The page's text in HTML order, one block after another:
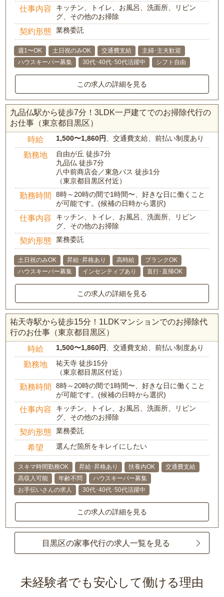
仕事内容
キッチン、トイレ、お風呂、洗面所、リビン
グ、その他のお掃除
契約形態 業務委託
週1〜OK 土日祝のみOK 交通費支給
主婦･主夫歓迎
ハウスキーパー募集
30代･40代･50代活躍中 シフト自由
この求人の詳細を見る
九品仏駅から徒歩7分！3LDK一戸建てでのお掃除代行の
お仕事（東京都目黒区）
時給 1,500〜1,860円 、交通費支給、前払い制度あり
勤務地
自由が丘 徒歩7分
九品仏 徒歩7分
八中前商店会／東急バス 徒歩1分
（東京都目黒区付近）
勤務時間
8時～20時の間で1時間〜、好きな日に働くこと
が可能です。(候補の日時から選択)
仕事内容
キッチン、トイレ、お風呂、洗面所、リビン
グ、その他のお掃除
契約形態 業務委託
土日祝のみOK 昇給･昇格あり 高時給
ブランクOK
ハウスキーパー募集
インセンティブあり 直行･直帰OK
この求人の詳細を見る
祐天寺駅から徒歩15分！1LDKマンションでのお掃除代
行のお仕事（東京都目黒区）
時給 1,500〜1,860円 、交通費支給、前払い制度あり
勤務地
祐天寺 徒歩15分
（東京都目黒区付近）
勤務時間
8時～20時の間で1時間〜、好きな日に働くこと
が可能です。(候補の日時から選択)
仕事内容
キッチン、トイレ、お風呂、洗面所、リビン
グ、その他のお掃除
契約形態 業務委託
希望 選んだ箇所をキレイにしたい
スキマ時間勤務OK 昇給･昇格あり 扶養内OK
交通費支給
高収入可能
年齢不問
ハウスキーパー募集
お手伝いさんの求人
30代･40代･50代活躍中
この求人の詳細を見る
目黒区の家事代行の求人一覧を見る
未経験者でも安心して働ける理由